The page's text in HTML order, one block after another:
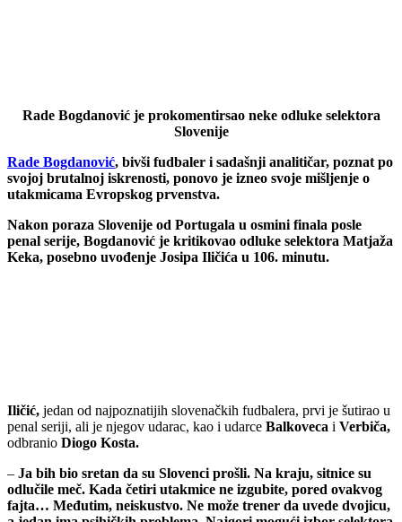
Rade Bogdanović je prokomentirsao neke odluke selektora
Slovenije
Rade Bogdanović, bivši fudbaler i sadašnji analitičar, poznat po
svojoj brutalnoj iskrenosti, ponovo je izneo svoje mišljenje o
utakmicama Evropskog prvenstva.
Nakon poraza Slovenije od Portugala u osmini finala posle
penal serije, Bogdanović je kritikovao odluke selektora Matjaža
Keka, posebno uvođenje Josipa Iličića u 106. minutu.
Iličić, jedan od najpoznatijih slovenačkih fudbalera, prvi je šutirao u
penal seriji, ali je njegov udarac, kao i udarce Balkoveca i Verbiča,
odbranio Diogo Kosta.
– Ja bih bio sretan da su Slovenci prošli. Na kraju, sitnice su
odlučile meč. Kada četiri utakmice ne izgubite, pored ovakvog
fajta… Međutim, neiskustvo. Ne može trener da uvede dvojicu,